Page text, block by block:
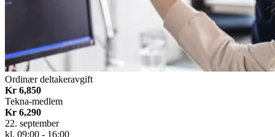
Ordinær deltakeravgift
Kr 6,850
Tekna-medlem
Kr 6,290
22. september
kl. 09:00 - 16:00